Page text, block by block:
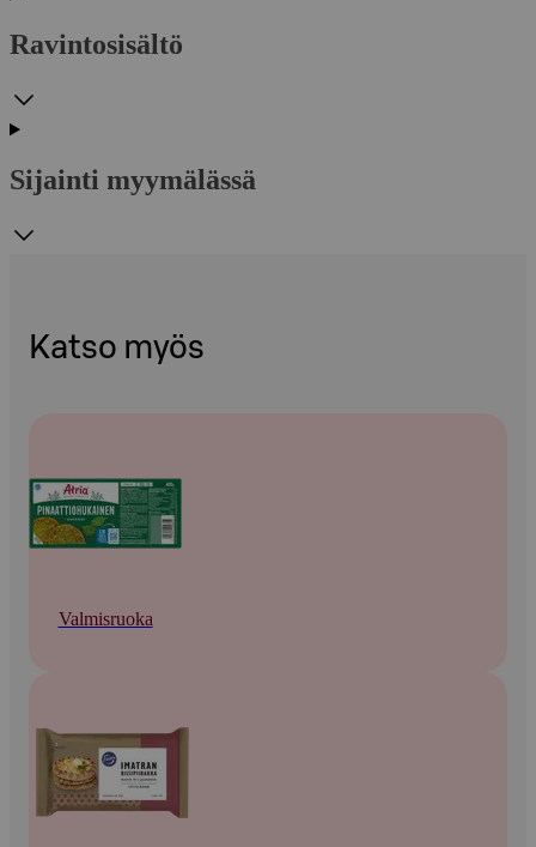
Ravintosisältö
Sijainti myymälässä
Katso myös
Valmisruoka